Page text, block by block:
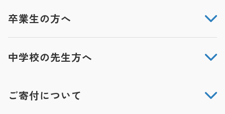
卒業生の方へ
中学校の先生方へ
ご寄付について